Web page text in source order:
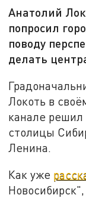
Анатолий
попросил
поводу
делать
Локоть в
канале
столицы
Ленина.
Как уже